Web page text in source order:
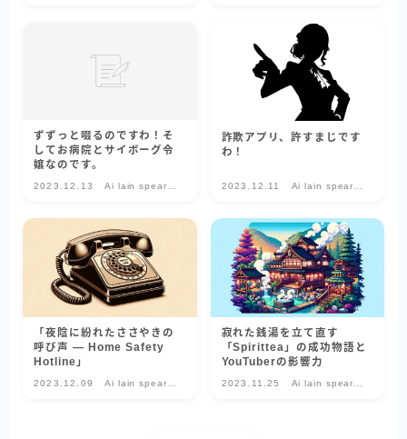
ずずっと啜るのですわ！そ
してお病院とサイボーグ令
嬢なのです。
2023.12.13
Ai lain spear
話題のゲーム-
詐欺アプリ、許すまじです
わ！
2023.12.11
Ai lain spear
話題のゲーム-
「夜陰に紛れたささやきの
呼び声 ― Home Safety
Hotline」
2023.12.09
Ai lain spear
寂れた銭湯を立て直す
「Spirittea」の成功物語と
YouTuberの影響力
2023.11.25
Ai lain spear